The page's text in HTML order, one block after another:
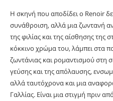
Η σκηνή που αποδίδει ο Renoir
συνάθροιση, αλλά μια ζωντανή
της φιλίας και της αίσθησης της
κόκκινο χρώμα του, λάμπει στα
ζωντάνιας και ρομαντισμού στη
γεύσης και της απόλαυσης,
αλλά ταυτόχρονα και μια
Γαλλίας. Είναι μια στιγμή πριν